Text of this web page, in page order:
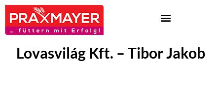
Lovasvilág Kft. – Tibor Jakob